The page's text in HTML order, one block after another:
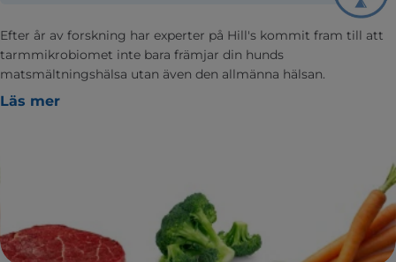
Efter år av forskning har experter på Hill's kommit fram till att
tarmmikrobiomet inte bara främjar din hunds
matsmältningshälsa utan även den allmänna hälsan.
Läs mer